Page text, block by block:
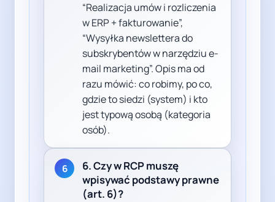
“Realizacja umów i rozliczenia
w ERP + fakturowanie”,
“Wysyłka newslettera do
subskrybentów w narzędziu e-
mail marketing”. Opis ma od
razu mówić: co robimy, po co,
gdzie to siedzi (system) i kto
jest typową osobą (kategoria
osób).
6
6. Czy w RCP muszę
wpisywać podstawy prawne
(art. 6)?